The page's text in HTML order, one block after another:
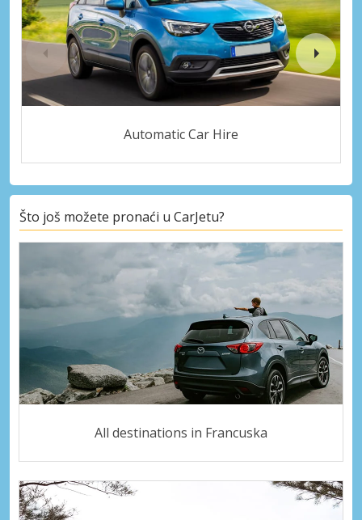
Automatic Car Hire
Što još možete pronaći u CarJetu?
All destinations in Francuska